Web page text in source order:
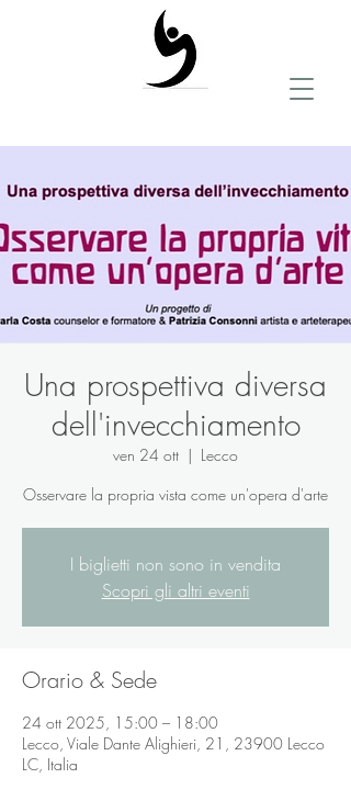
Una prospettiva diversa
dell'invecchiamento
ven 24 ott
  |
Lecco
Osservare la propria vista come un'opera d'arte
I biglietti non sono in vendita
Scopri gli altri eventi
Orario & Sede
24 ott 2025, 15:00 – 18:00
Lecco, Viale Dante Alighieri, 21, 23900 Lecco
LC, Italia